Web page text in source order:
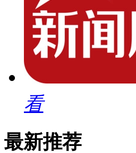
看
最新推荐